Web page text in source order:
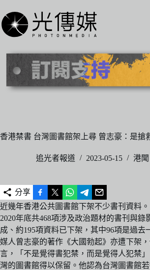
至
主
內
香港禁書 台灣圖書館架上尋 曾志豪：是搶
追光者報道 2023-05-15 港聞
分享
近幾年香港公共圖書館下架不少書刊資料
2020年底共468項涉及政治題材的書刊與錄
成、約195項資料已下架，其中96項是過去
媒人曾志豪的著作《大國勃起》亦遭下架
言，「不是覺得書犯禁，而是覺得人犯禁
灣的圖書館得以保留。他認為台灣圖書館